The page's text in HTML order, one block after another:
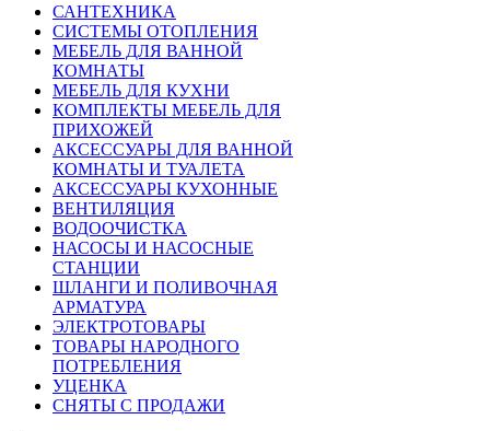
САНТЕХНИКА
СИСТЕМЫ ОТОПЛЕНИЯ
МЕБЕЛЬ ДЛЯ ВАННОЙ
КОМНАТЫ
МЕБЕЛЬ ДЛЯ КУХНИ
КОМПЛЕКТЫ МЕБЕЛЬ ДЛЯ
ПРИХОЖЕЙ
АКСЕССУАРЫ ДЛЯ ВАННОЙ
КОМНАТЫ И ТУАЛЕТА
АКСЕССУАРЫ КУХОННЫЕ
ВЕНТИЛЯЦИЯ
ВОДООЧИСТКА
НАСОСЫ И НАСОСНЫЕ
СТАНЦИИ
ШЛАНГИ И ПОЛИВОЧНАЯ
АРМАТУРА
ЭЛЕКТРОТОВАРЫ
ТОВАРЫ НАРОДНОГО
ПОТРЕБЛЕНИЯ
УЦЕНКА
СНЯТЫ С ПРОДАЖИ